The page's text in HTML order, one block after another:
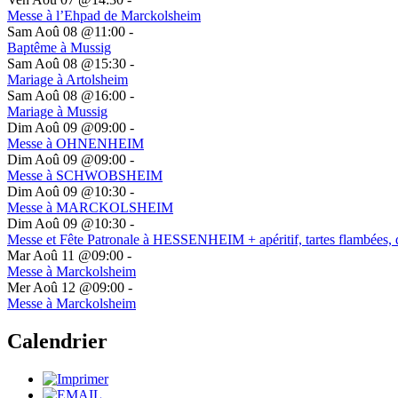
Messe à l’Ehpad de Marckolsheim
Sam Aoû 08 @11:00 -
Baptême à Mussig
Sam Aoû 08 @15:30 -
Mariage à Artolsheim
Sam Aoû 08 @16:00 -
Mariage à Mussig
Dim Aoû 09 @09:00 -
Messe à OHNENHEIM
Dim Aoû 09 @09:00 -
Messe à SCHWOBSHEIM
Dim Aoû 09 @10:30 -
Messe à MARCKOLSHEIM
Dim Aoû 09 @10:30 -
Messe et Fête Patronale à HESSENHEIM + apéritif, tartes flambées,
Mar Aoû 11 @09:00 -
Messe à Marckolsheim
Mer Aoû 12 @09:00 -
Messe à Marckolsheim
Calendrier